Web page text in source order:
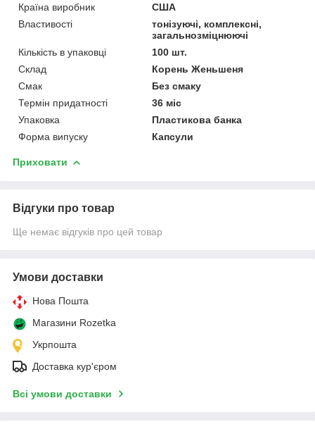
Країна виробник
США
Властивості
тонізуючі, комплексні,
загальнозміцнюючі
Кількість в упаковці
100 шт.
Склад
Корень Женьшеня
Смак
Без смаку
Термін придатності
36 міс
Упаковка
Пластикова банка
Форма випуску
Капсули
Приховати
Відгуки про товар
Ще немає відгуків про цей товар
Умови доставки
Нова Пошта
Магазини Rozetka
Укрпошта
Доставка кур'єром
Всі умови доставки